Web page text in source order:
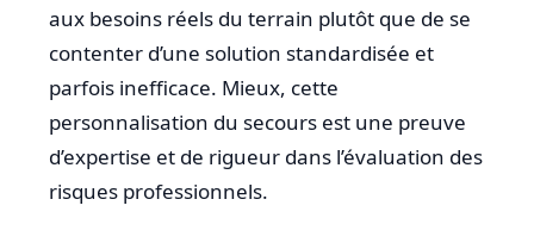
aux besoins réels du terrain plutôt que de se
contenter d’une solution standardisée et
parfois inefficace. Mieux, cette
personnalisation du secours est une preuve
d’expertise et de rigueur dans l’évaluation des
risques professionnels.